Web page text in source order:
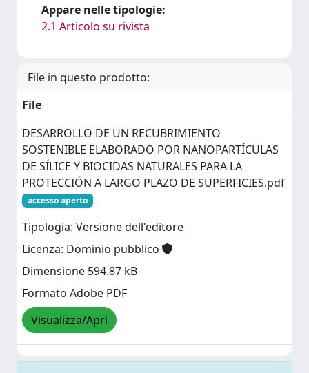
Appare nelle tipologie:
2.1 Articolo su rivista
File in questo prodotto:
File
DESARROLLO DE UN RECUBRIMIENTO
SOSTENIBLE ELABORADO POR NANOPARTÍCULAS
DE SÍLICE Y BIOCIDAS NATURALES PARA LA
PROTECCIÓN A LARGO PLAZO DE SUPERFICIES.pdf
accesso aperto
Tipologia: Versione dell'editore
Licenza: Dominio pubblico
Dimensione 594.87 kB
Formato Adobe PDF
Visualizza/Apri